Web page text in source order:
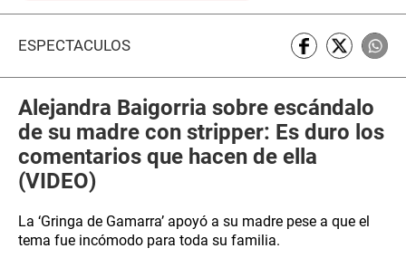
ESPECTÁCULOS
Alejandra Baigorria sobre escándalo
de su madre con stripper: Es duro los
comentarios que hacen de ella
(VIDEO)
La ‘Gringa de Gamarra’ apoyó a su madre pese a que el
tema fue incómodo para toda su familia.